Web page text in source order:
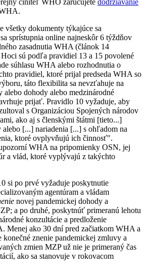
všetky dokumenty týkajúce sa
sprístupnia online najneskôr 6 týždňov
zasadnutia WHA (článok 14
sú podľa pravidiel 13 a 15 povolené
súhlasu WHA alebo rozhodnutia o
pravidiel, ktoré prijal predseda WHA so
táto flexibilita sa nevzťahuje na
alebo dohody alebo medzinárodné
prijať. Pravidlo 10 vyžaduje, aby
s Organizáciou Spojených národov
ako aj s členskými štátmi [tieto...]
[...] nariadenia [...] s ohľadom na
ktoré ovplyvňujú ich činnosť".
WHA na pripomienky OSN, jej
a vlád, ktoré vyplývajú z takýchto
si po prvé vyžaduje poskytnutie
agentúram a vládam
novej pandemickej dohody a
a po druhé, poskytnúť primeranú lehotu
konzultácie a predloženie
Menej ako 30 dní pred začiatkom WHA a
znenie pandemickej zmluvy a
zmien MZP už nie je primeraný čas
ako sa stanovuje v rokovacom